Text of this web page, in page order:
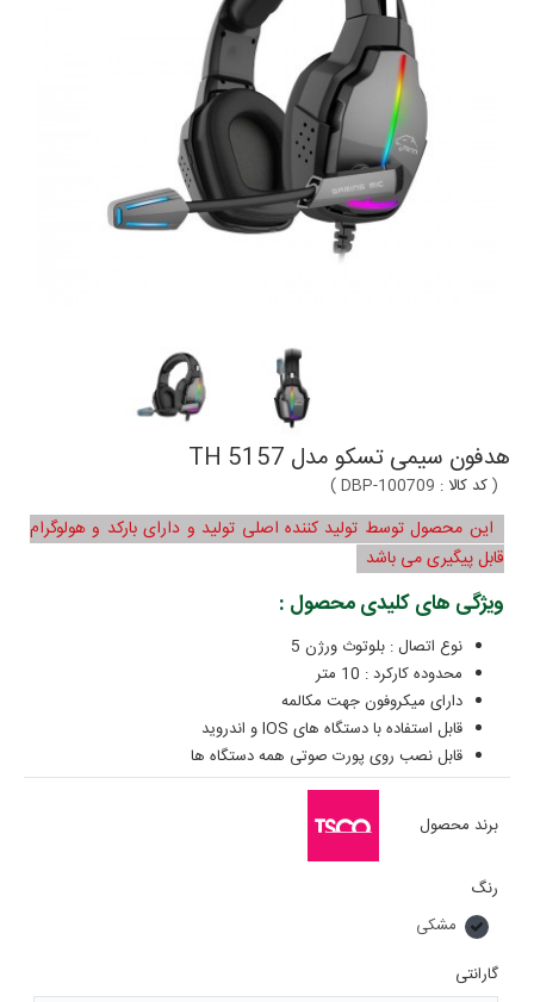
هدفون سیمی تسکو مدل TH 5157
(کد کالا : DBP-100709
)
این محصول توسط تولید کننده اصلی تولید و دارای بارکد و هولوگرام
قابل پیگیری می باشد
ویژگی های کلیدی محصول :
نوع اتصال : بلوتوث ورژن 5
محدوده کارکرد : 10 متر
دارای میکروفون جهت مکالمه
قابل استفاده با دستگاه های IOS و اندروید
قابل نصب روی پورت صوتی همه دستگاه ها
برند محصول
رنگ
مشکی
گارانتی